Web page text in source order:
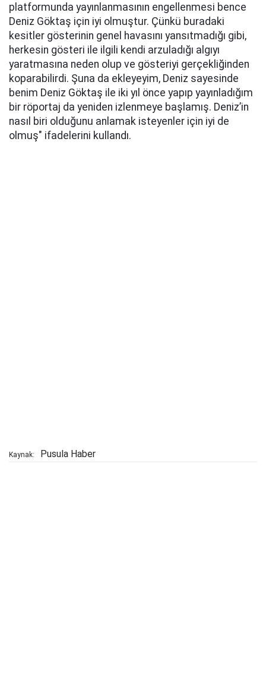
platformunda yayınlanmasının engellenmesi bence
Deniz Göktaş için iyi olmuştur. Çünkü buradaki
kesitler gösterinin genel havasını yansıtmadığı gibi,
herkesin gösteri ile ilgili kendi arzuladığı algıyı
yaratmasına neden olup ve gösteriyi gerçekliğinden
koparabilirdi. Şuna da ekleyeyim, Deniz sayesinde
benim Deniz Göktaş ile iki yıl önce yapıp yayınladığım
bir röportaj da yeniden izlenmeye başlamış. Deniz’in
nasıl biri olduğunu anlamak isteyenler için iyi de
olmuş" ifadelerini kullandı.
Kaynak: Pusula Haber